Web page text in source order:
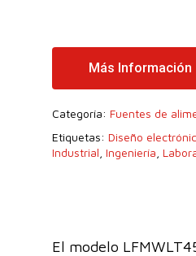
Más Información
Categoría: Fuentes de
Etiquetas: Diseño
Industrial Ingeniería
El modelo